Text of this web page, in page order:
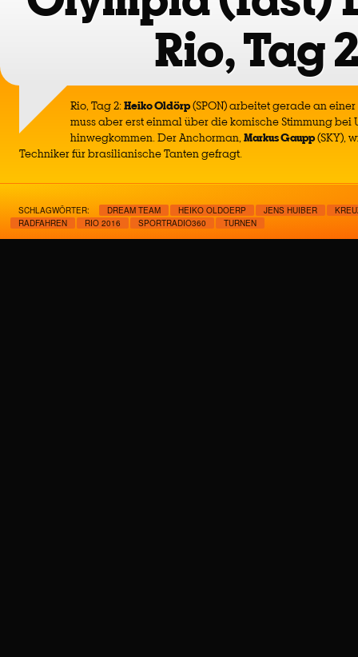
Rio, Tag
Rio, Tag 2:Heiko Oldörp(SPON) arbeitet gerade an
muss aber erst einmal über die komische Stimmung bei
hinwegkommen. Der Anchorman, Markus Gaupp(SKY),
Techniker für brasilianische Tanten gefragt.
SCHLAGWÖRTER: DREAM TEAM HEIKO OLDOERP JENS HUIBER
RADFAHREN
RIO 2016 SPORTRADIO360 TURNEN